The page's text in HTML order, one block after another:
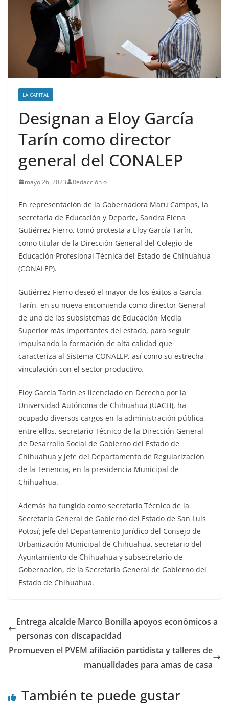
LA CAPITAL
Designan a Eloy García
Tarín como director
general del CONALEP
mayo 26, 2023 Redacción o
En representación de la Gobernadora Maru Campos, la
secretaria de Educación y Deporte, Sandra Elena
Gutiérrez Fierro, tomó protesta a Eloy García Tarín,
como titular de la Dirección General del Colegio de
Educación Profesional Técnica del Estado de Chihuahua
(CONALEP).
Gutiérrez Fierro deseó el mayor de los éxitos a García
Tarín, en su nueva encomienda como director General
de uno de los subsistemas de Educación Media
Superior más importantes del estado, para seguir
impulsando la formación de alta calidad que
caracteriza al Sistema CONALEP, así como su estrecha
vinculación con el sector productivo.
Eloy García Tarín es licenciado en Derecho por la
Universidad Autónoma de Chihuahua (UACH), ha
ocupado diversos cargos en la administración pública,
entre ellos, secretario Técnico de la Dirección General
de Desarrollo Social de Gobierno del Estado de
Chihuahua y jefe del Departamento de Regularización
de la Tenencia, en la presidencia Municipal de
Chihuahua.
Además ha fungido como secretario Técnico de la
Secretaría General de Gobierno del Estado de San Luis
Potosí; jefe del Departamento Jurídico del Consejo de
Urbanización Municipal de Chihuahua, secretario del
Ayuntamiento de Chihuahua y subsecretario de
Gobernación, de la Secretaría General de Gobierno del
Estado de Chihuahua.
Entrega alcalde Marco Bonilla apoyos económicos a
personas con discapacidad
Promueven el PVEM afiliación partidista y talleres de
manualidades para amas de casa
También te puede gustar